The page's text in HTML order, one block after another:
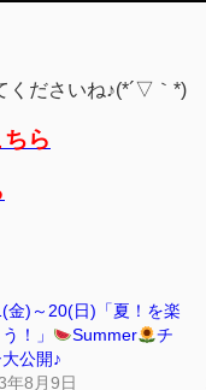
くださいね♪(*´▽｀*)
ら
金)～20(日)「夏！を楽
！」
Summer
チ
公開♪
年8月9日